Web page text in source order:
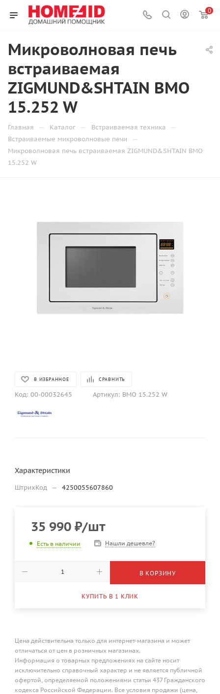
0
Микроволновая печь
встраиваемая
ZIGMUND&SHTAIN BMO
15.252 W
Главная — Каталог — Встраиваемая техника —
Встраиваемые микроволновые печи —
Микроволновая печь встраиваемая ZIGMUND&SHTAIN BMO
15.252 W
В ИЗБРАННОЕ СРАВНИТЬ
Код: 00-00032645 Артикул: BMO 15.252 W
Характеристики
ШтрихКод — 4250055607860
35 990 ₽/шт
Есть в наличии Нашли дешевле?
В КОРЗИНУ
КУПИТЬ В 1 КЛИК
Цена действительна только для интернет-магазина и может
отличаться от цен в розничных магазинах.
Информация о товарных предложениях на сайте носит
исключительно справочный характер и не является публичной
офертой, определяемой положениями статьи 437 Гражданского
кодекса Российской Федерации. Все условия продажи (цена,